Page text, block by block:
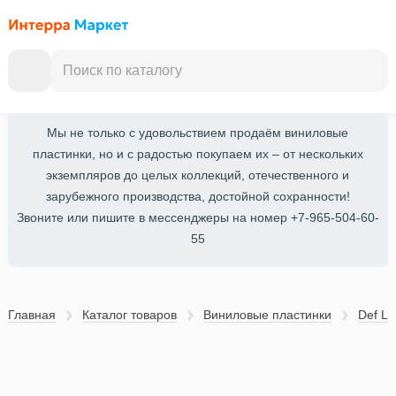
Мы не только с удовольствием продаём виниловые
пластинки, но и с радостью покупаем их – от нескольких
экземпляров до целых коллекций, отечественного и
зарубежного производства, достойной сохранности!
Звоните или пишите в мессенджеры на номер +7-965-504-60-
55
Главная Каталог товаров Виниловые пластинки Def